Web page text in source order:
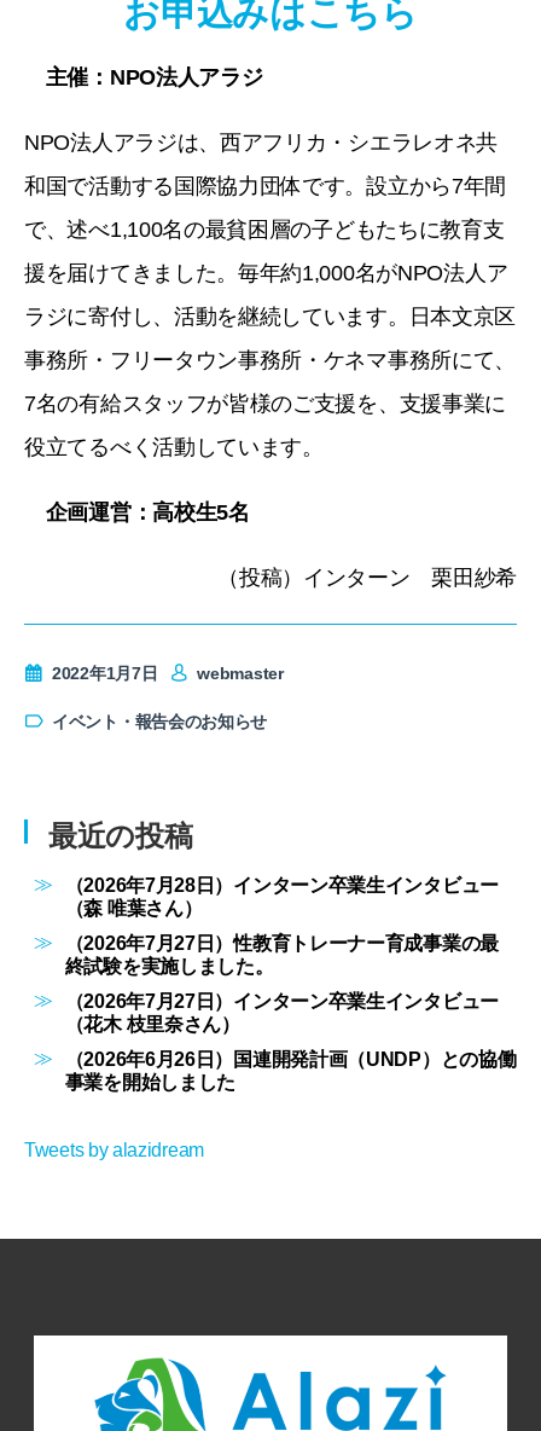
最近の投稿
（2026年7月28日）インターン卒業生インタビュー
（森 唯葉さん）
（2026年7月27日）性教育トレーナー育成事業の最
終試験を実施しました。
（2026年7月27日）インターン卒業生インタビュー
（花木 枝里奈さん）
（2026年6月26日）国連開発計画（UNDP）との協働
事業を開始しました
Tweets by alazidream
お申込みはこちら
主催：NPO法人アラジ
NPO法人アラジは、西アフリカ・シエラレオネ共
和国で活動する国際協力団体です。設立から7年間
で、述べ1,100名の最貧困層の子どもたちに教育支
援を届けてきました。毎年約1,000名がNPO法人ア
ラジに寄付し、活動を継続しています。日本文京区
事務所・フリータウン事務所・ケネマ事務所にて、
7名の有給スタッフが皆様のご支援を、支援事業に
役立てるべく活動しています。
企画運営：高校生5名
（投稿）インターン 栗田紗希
2022年1月7日 webmaster
イベント・報告会のお知らせ